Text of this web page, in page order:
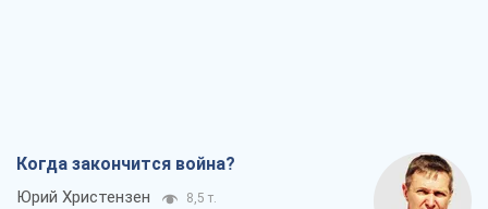
Когда закончится война?
Юрий Христензен 8,5 т.